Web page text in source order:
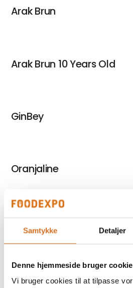
Samtykke Detaljer
Denne hjemmeside bruger
Vi bruger cookies til at tilpasse
Arak Brun
Arak Brun 10 Years Old
GinBey
Oranjaline
GlenBey
Pacific & Lime